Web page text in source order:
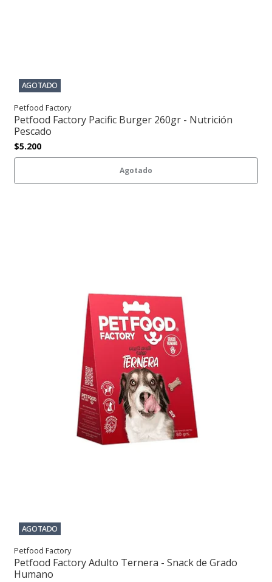
AGOTADO
Petfood Factory
Petfood Factory Pacific Burger 260gr - Nutrición
Pescado
$5.200
Agotado
AGOTADO
Petfood Factory
Petfood Factory Adulto Ternera - Snack de Grado
Humano